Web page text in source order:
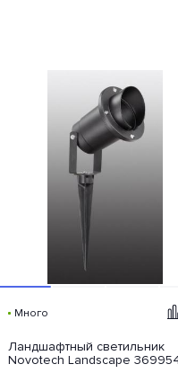
—
внутрь
и
Много
Ландшафтный светильник
Novotech Landscape